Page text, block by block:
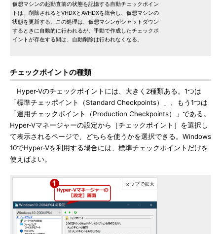
仮想マシンの起動直前の状態を記憶する自動チェックポイン
トは、削除されるとVHDXとAVHDXを統合し、仮想マシンの
状態を更新する。この処理は、仮想マシンがシャットダウン
するときに自動的に行われるが、手動で作成したチェックポ
イントが存在する間は、自動削除は行われなくなる。
チェックポイントの種類
Hyper-Vのチェックポイントには、大きく2種類ある。1つは
「標準チェッポイント（Standard Checkpoints）」、もう1つは
「運用チェックポイント（Production Checkpoints）」である。
Hyper-Vマネージャーの設定から［チェックポイント］を選択し
て表示されるページで、どちらを使うかを選択できる。Windows
10でHyper-Vを利用する場合には、標準チェックポイントだけを
使えばよい。